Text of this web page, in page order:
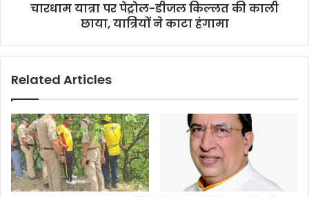
चारधाम यात्रा पर पेट्रोल-डीजल किल्लत की काली
छाया, यात्रियों ने काटा हंगामा
Related Articles